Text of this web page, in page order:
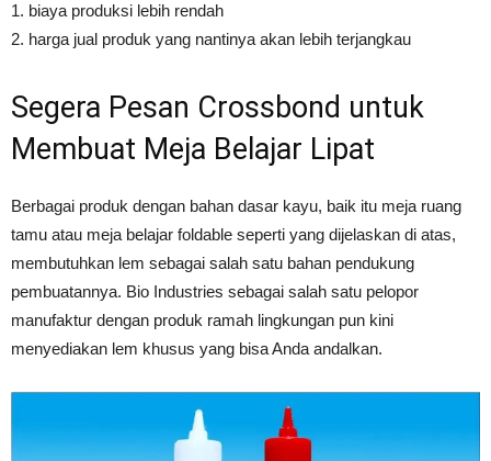
1. biaya produksi lebih rendah
2. harga jual produk yang nantinya akan lebih terjangkau
Segera Pesan Crossbond untuk
Membuat Meja Belajar Lipat
Berbagai produk dengan bahan dasar kayu, baik itu meja ruang
tamu atau meja belajar foldable seperti yang dijelaskan di atas,
membutuhkan lem sebagai salah satu bahan pendukung
pembuatannya. Bio Industries sebagai salah satu pelopor
manufaktur dengan produk ramah lingkungan pun kini
menyediakan lem khusus yang bisa Anda andalkan.